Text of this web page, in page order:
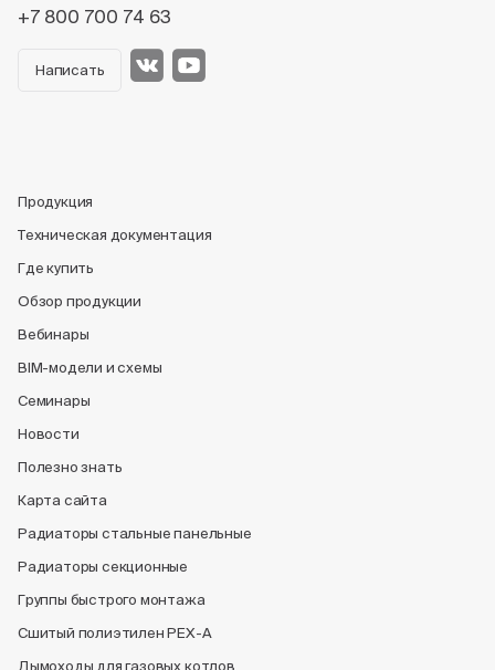
+7 800 700 74 63
Написать
Продукция
Техническая документация
Где купить
Обзор продукции
Вебинары
BIM-модели и схемы
Семинары
Новости
Полезно знать
Карта сайта
Радиаторы стальные панельные
Радиаторы секционные
Группы быстрого монтажа
Сшитый полиэтилен PEX-A
Дымоходы для газовых котлов